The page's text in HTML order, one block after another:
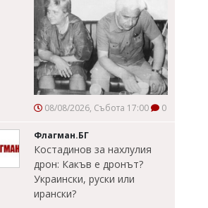
08/08/2026, Събота 17:00 0
Флагман.БГ
Костадинов за нахлулия
дрон: Какъв е дронът?
Украински, руски или
ирански?